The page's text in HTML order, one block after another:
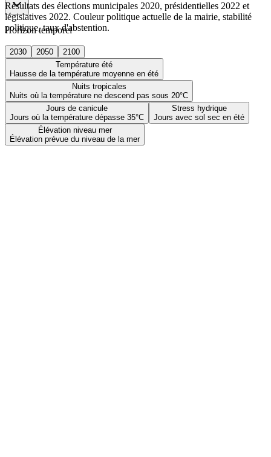
Horizon temporel
2030 2050
2100
Température été
Hausse de la température moyenne en été
Nuits tropicales
Nuits où la température ne descend pas sous 20°C
Jours de canicule
Jours où la température dépasse 35°C
Stress hydrique
Jours avec sol sec en été
Élévation niveau mer
Élévation prévue du niveau de la mer
Résultats des élections municipales 2020, présidentielles 2022 et
législatives 2022. Couleur politique actuelle de la mairie, stabilité
politique, taux d'abstention.